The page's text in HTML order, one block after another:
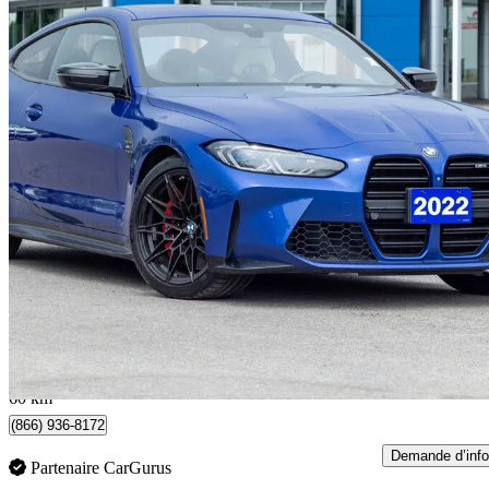
Coupe RWD71 637 km
71 895 $ Bonne
1 261 $/mois env.
Woodbridge, ON
60 km
(866) 936-8172
Partenaire CarGurus
Demande d’info